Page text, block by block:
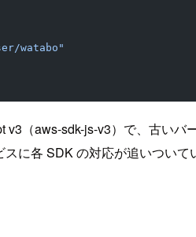
watabo"
（aws-sdk-js-v3）で、古いバ
に各 SDK の対応が追いついて